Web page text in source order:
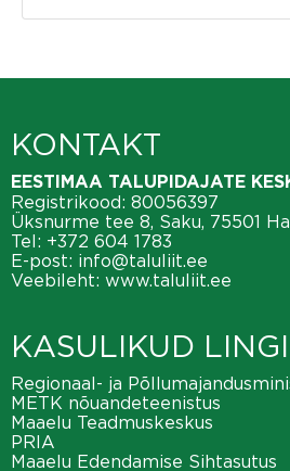
KONTAKT
EESTIMAA TALUPIDAJATE
Registrikood: 80056397
Üksnurme tee 8, Saku, 75501
Tel: +372 604 1783
E-post: info@taluliit.ee
Veebileht: www.taluliit.ee
KASULIKUD
Regionaal- ja
METK nõuandeteenistus
Maaelu Teadmuskeskus
PRIA
Maaelu Edendamise Sihtasutus